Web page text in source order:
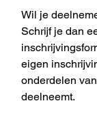
Wil je
Schrijf je dan
eigen
onderdelen
deelneemt.